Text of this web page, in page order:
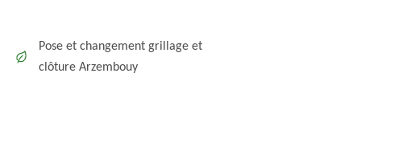
Pose et changement grillage et
clôture Arzembouy